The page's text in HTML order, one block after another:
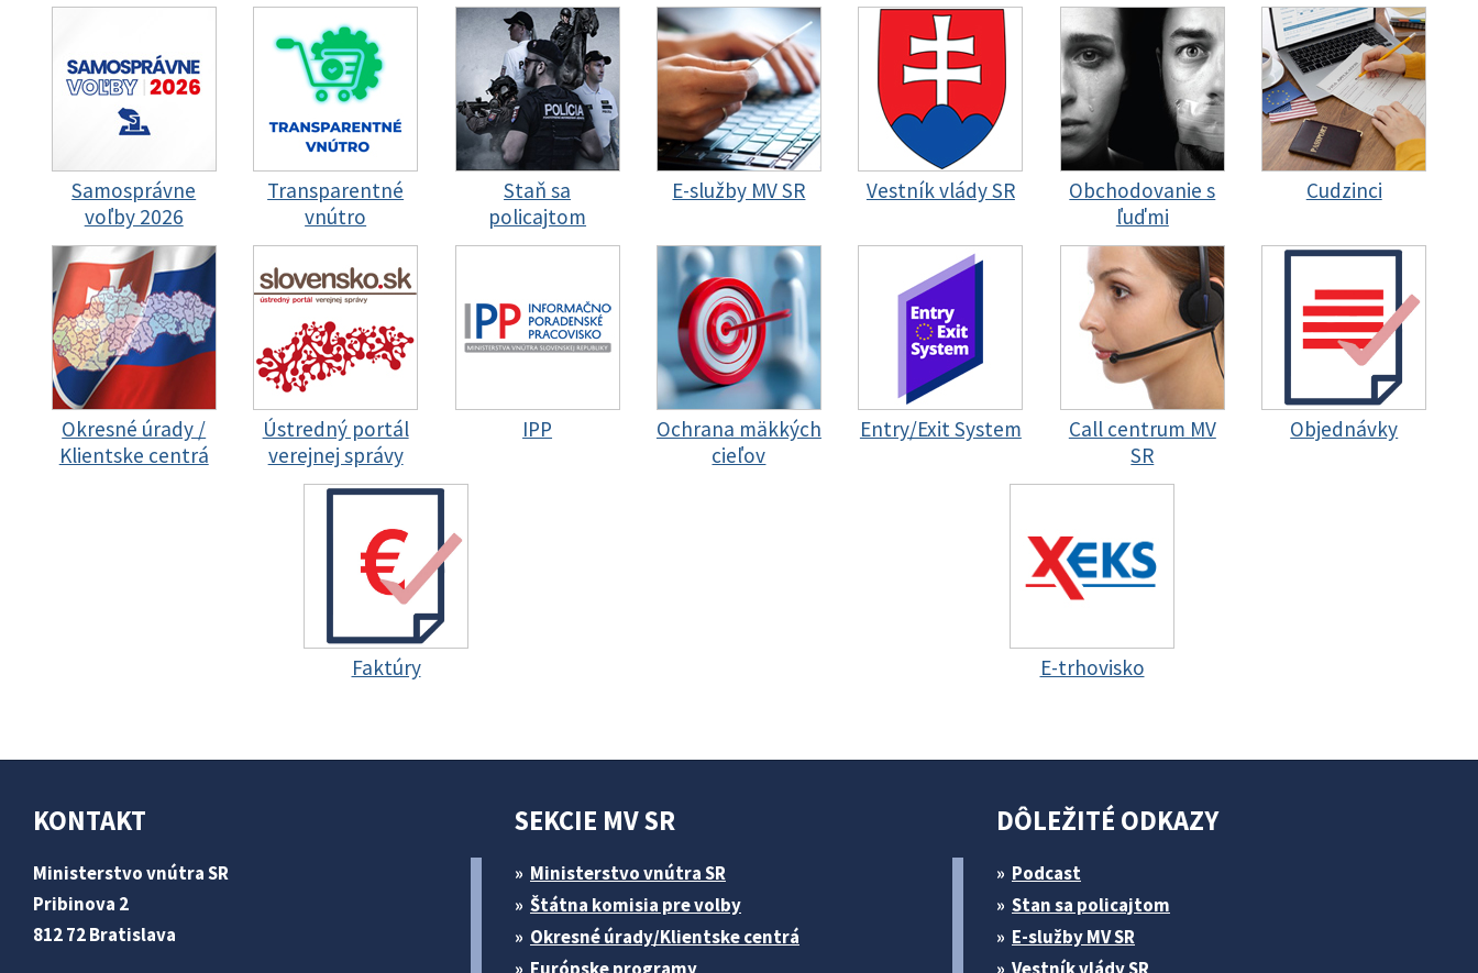
Samosprávne
voľby 2026
Transparentné
vnútro
Staň sa
policajtom
E-služby MV SR Vestník vlády SR
Obchodovanie s
ľuďmi
Cudzinci
Okresné úrady /
Klientske centrá
Ústredný portál
verejnej správy
IPP
Ochrana mäkkých
cieľov
Entry/Exit System
Call centrum MV
SR
Objednávky
Faktúry E-trhovisko
KONTAKT
Ministerstvo vnútra SR
Pribinova 2
812 72 Bratislava
SEKCIE MV SR
Ministerstvo vnútra SR
Štátna komisia pre volby
Okresné úrady/Klientske centrá
Európske programy
DÔLEŽITÉ ODKAZY
Podcast
Stan sa policajtom
E-služby MV SR
Vestník vlády SR